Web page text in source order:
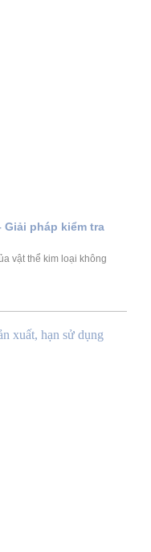
pháp kiểm tra
vật thể kim loại không